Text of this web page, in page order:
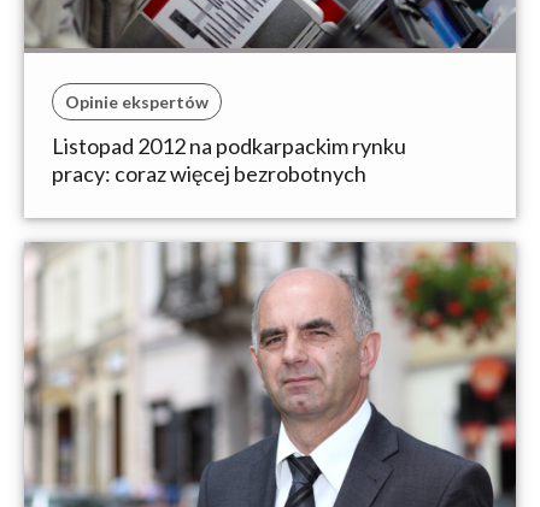
Opinie ekspertów
Listopad 2012 na podkarpackim rynku
pracy: coraz więcej bezrobotnych